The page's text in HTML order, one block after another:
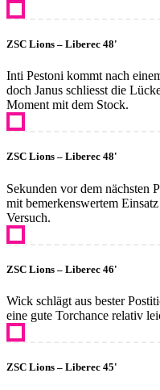
ZSC Lions – Liberec 48'
Inti Pestoni kommt nach
doch Janus schliesst die
Moment mit dem Stock.
ZSC Lions – Liberec 48'
Sekunden vor dem nächsten
mit bemerkenswertem
Versuch.
ZSC Lions – Liberec 46'
Wick schlägt aus bester
eine gute Torchance relativ
ZSC Lions – Liberec 45'